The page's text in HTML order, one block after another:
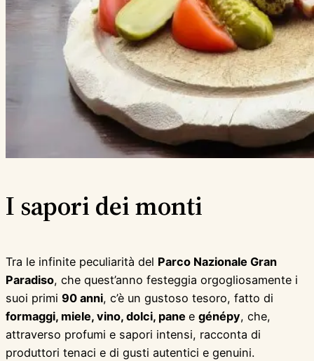
I sapori dei monti
Tra le infinite peculiarità del Parco Nazionale Gran
Paradiso, che quest’anno festeggia orgogliosamente i
suoi primi 90 anni, c’è un gustoso tesoro, fatto di
formaggi, miele, vino, dolci, pane e génépy, che,
attraverso profumi e sapori intensi, racconta di
produttori tenaci e di gusti autentici e genuini.